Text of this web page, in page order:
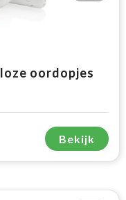
oordopjes
Bekijk